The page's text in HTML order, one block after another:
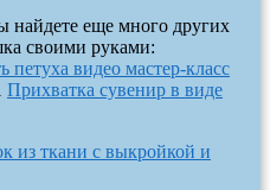
найдете еще много других
своими руками:
петуха видео мастер-класс
Прихватка сувенир в виде
из ткани с выкройкой и